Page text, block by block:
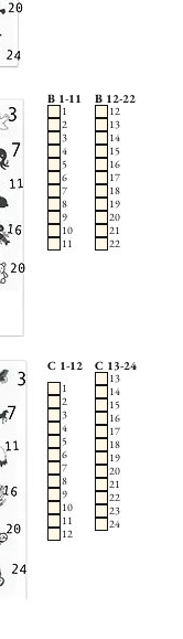
B 1-11
1
2
3
4
5
6
7
8
9
10
11
B 12-22
12
13
14
15
16
17
18
19
20
21
22
C 13-24
13
14
15
16
17
18
19
20
21
22
23
24
C 1-12
1
2
3
4
5
6
7
8
9
10
11
12